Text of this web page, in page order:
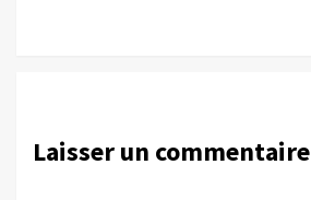
Laisser un commentaire